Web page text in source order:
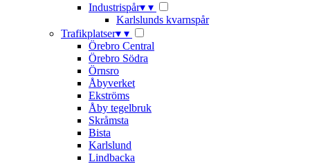
Industrispår▾ ▾
Karlslunds kvarnspår
Trafikplatser▾ ▾
Örebro Central
Örebro Södra
Örnsro
Åbyverket
Ekströms
Åby tegelbruk
Skråmsta
Bista
Karlslund
Lindbacka